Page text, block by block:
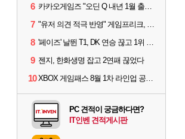
6 카카오게임즈 "오딘 Q 내년 1월 출시, 연기는 없다"
7 "유저 의견 적극 반영" 게임프리크, 비스트 오브 리인카네이션 개선 나선다
8 '페이즈' 날뛴 T1, DK 연승 끊고 1위 지켜
9 젠지, 한화생명 잡고 2연패 끊었다
10 XBOX 게임패스 8월 1차 라인업 공개... '비스트 오브 리인카네이션' 즉시 합류
PC 견적이 궁금하다면?
IT인벤 견적게시판